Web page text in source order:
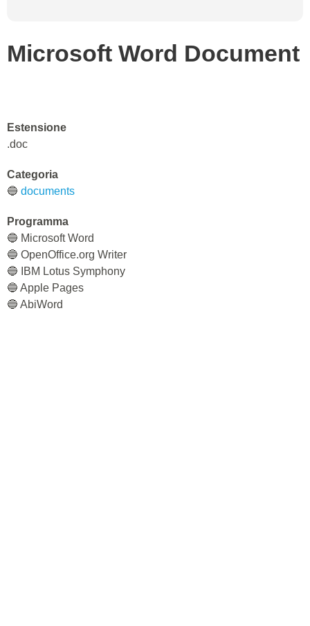
Microsoft Word Document
Estensione
.doc
Categoria
🔵 documents
Programma
🔵 Microsoft Word
🔵 OpenOffice.org Writer
🔵 IBM Lotus Symphony
🔵 Apple Pages
🔵 AbiWord